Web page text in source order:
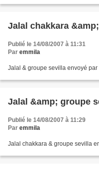
Jalal chakkara
Publié le 14/08/2007 à 11:31
Par emmila
Jalal & groupe sevilla envoyé par
Jalal &amp; groupe
Publié le 14/08/2007 à 11:29
Par emmila
Jalal chakkara & groupe sevilla